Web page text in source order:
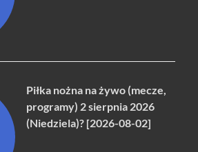
Piłka nożna na żywo (mecze,
programy) 2 sierpnia 2026
(Niedziela)? [2026-08-02]